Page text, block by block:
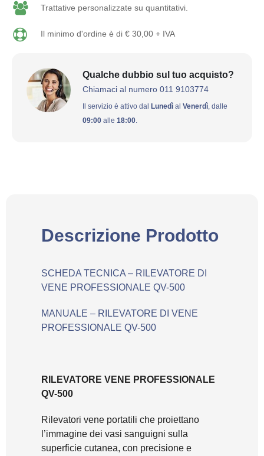
Trattative personalizzate su quantitativi.
Il minimo d'ordine è di € 30,00 + IVA
Qualche dubbio sul tuo acquisto?
Chiamaci al numero 011 9103774
Il servizio è attivo dal Lunedì al Venerdì, dalle
09:00 alle 18:00.
Descrizione Prodotto
SCHEDA TECNICA – RILEVATORE DI
VENE PROFESSIONALE QV-500
MANUALE – RILEVATORE DI VENE
PROFESSIONALE QV-500
RILEVATORE VENE PROFESSIONALE
QV-500
Rilevatori vene portatili che proiettano
l’immagine dei vasi sanguigni sulla
superficie cutanea, con precisione e